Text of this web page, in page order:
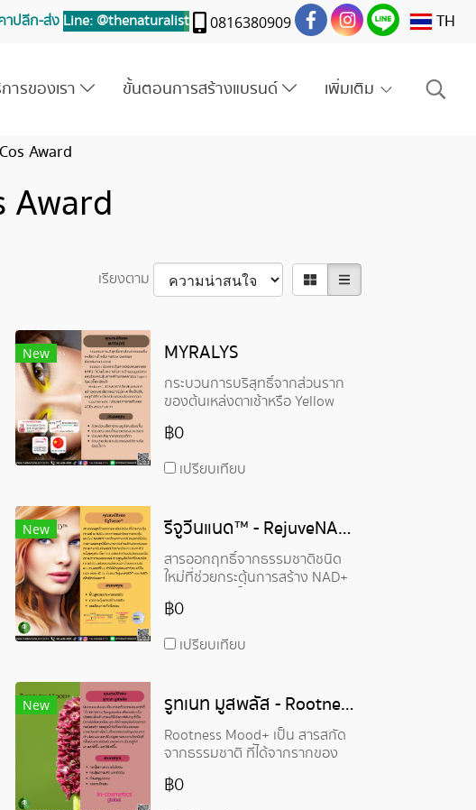
าปลีก-ส่ง Line: @thenaturalist 0816380909 TH
ารของเรา ขั้นตอนการสร้างแบรนด์ เพิ่มเติม
Award
Award
เรียงตาม
New MYRALYS
กระบวนการบริสุทธิ์จากส่วนราก
ของต้นเหล่งตาเช้าหรือ Yellow
Gentian (Gentiana Lutea)
฿0
เปรียบเทียบ
New รีจูวีนแนด™ - RejuveNAD™
สารออกฤทธิ์จากธรรมชาติชนิด
ใหม่ที่ช่วยกระตุ้นการสร้าง NAD+
จากภายนอกโดยการกระตุ้น
เอนไซม์ NAMPT การศึกษาทาง
นี้สามารถต่อต้านลักษณะเด่นของ
฿0
เปรียบเทียบ
New รูทเนท มูสพลัส - Rootness Mood+
Rootness Mood+ เป็น สารสกัด
จากธรรมชาติ ที่ได้จากรากของ
Sanguisorba officinalis หรือ
เป็นมิตรต่อสิ่งแวดล้อม อุดมไป
฿0